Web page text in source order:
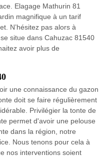
Elagage Mathurin 81
magnifique à un tarif
N’hésitez pas alors à
situe dans Cahuzac 81540
avoir plus de
une connaissance du gazon
doit se faire régulièrement
Privilégier la tonte de
permet d'avoir une pelouse
dans la région, notre
Nous tenons pour cela à
nos interventions soient